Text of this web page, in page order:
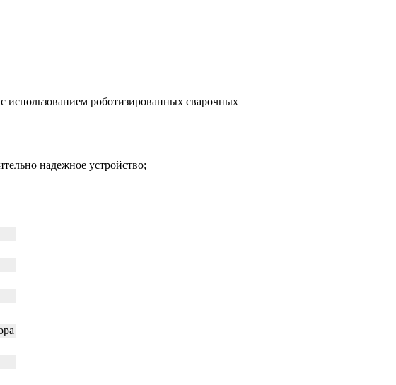
роботизированных сварочных
надежное устройство;